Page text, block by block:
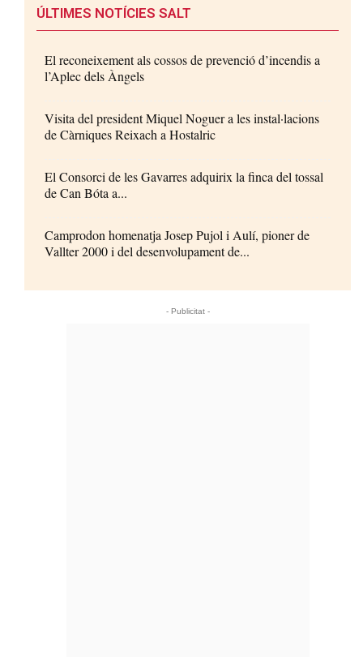
ÚLTIMES NOTÍCIES SALT
El reconeixement als cossos de prevenció d’incendis a
l’Aplec dels Àngels
Visita del president Miquel Noguer a les instal·lacions
de Càrniques Reixach a Hostalric
El Consorci de les Gavarres adquirix la finca del tossal
de Can Bóta a...
Camprodon homenatja Josep Pujol i Aulí, pioner de
Vallter 2000 i del desenvolupament de...
- Publicitat -